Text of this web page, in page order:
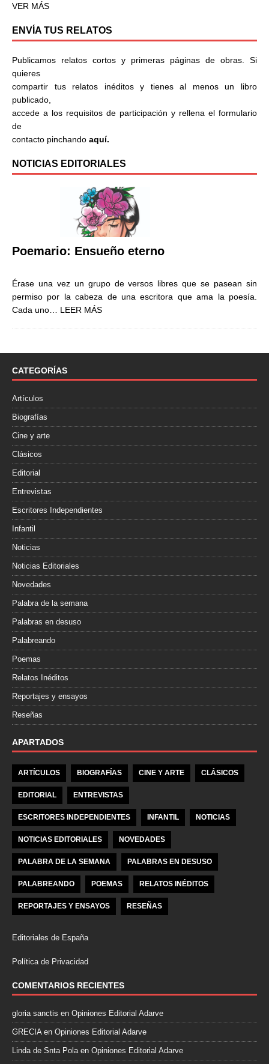
VER MÁS
ENVÍA TUS RELATOS
Publicamos relatos cortos y primeras páginas de obras. Si
quieres
compartir tus relatos inéditos y tienes al menos un libro
publicado,
accede a los requisitos de participación y rellena el formulario
de
contacto pinchando aquí.
NOTICIAS EDITORIALES
Poemario: Ensueño eterno
Érase una vez un grupo de versos libres que se pasean sin
permiso por la cabeza de una escritora que ama la poesía.
Cada uno… LEER MÁS
CATEGORÍAS
Artículos
Biografías
Cine y arte
Clásicos
Editorial
Entrevistas
Escritores Independientes
Infantil
Noticias
Noticias Editoriales
Novedades
Palabra de la semana
Palabras en desuso
Palabreando
Poemas
Relatos Inéditos
Reportajes y ensayos
Reseñas
APARTADOS
ARTÍCULOS BIOGRAFÍAS CINE Y ARTE CLÁSICOS
EDITORIAL ENTREVISTAS
ESCRITORES INDEPENDIENTES INFANTIL NOTICIAS
NOTICIAS EDITORIALES NOVEDADES
PALABRA DE LA SEMANA PALABRAS EN DESUSO
PALABREANDO POEMAS RELATOS INÉDITOS
REPORTAJES Y ENSAYOS RESEÑAS
Editoriales de España
Política de Privacidad
COMENTARIOS RECIENTES
gloria sanctis en Opiniones Editorial Adarve
GRECIAen Opiniones Editorial Adarve
Linda de Snta Polaen Opiniones Editorial Adarve